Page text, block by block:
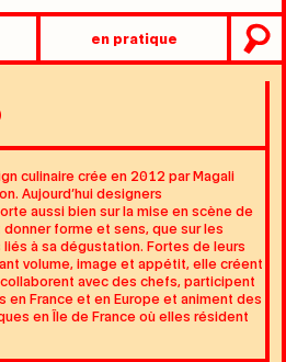
en pratique
culinaire crée en 2012 par Magali
Aujourd’hui designers
aussi bien sur la mise en scène de
forme et sens, que sur les
à sa dégustation. Fortes de leurs
volume, image et appétit, elle créent
avec des chefs, participent
France et en Europe et animent des
en Île de France où elles résident